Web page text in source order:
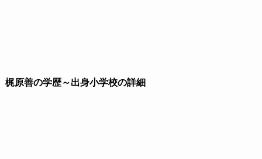
梶原善の学歴～出身小学校の詳細